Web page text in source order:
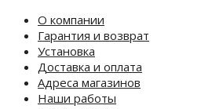
О компании
Гарантия и возврат
Установка
Доставка и оплата
Адреса магазинов
Наши работы